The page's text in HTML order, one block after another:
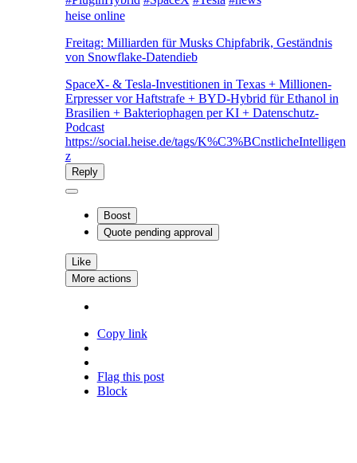
heise online
Freitag: Milliarden für Musks Chipfabrik, Geständnis
von Snowflake-Datendieb
SpaceX- & Tesla-Investitionen in Texas + Millionen-
Erpresser vor Haftstrafe + BYD-Hybrid für Ethanol in
Brasilien + Bakteriophagen per KI + Datenschutz-
Podcast
https://social.heise.de/tags/K%C3%BCnstlicheIntelligen
z
Reply
Boost
Quote pending approval
Like
More actions
Copy link
Flag this post
Block